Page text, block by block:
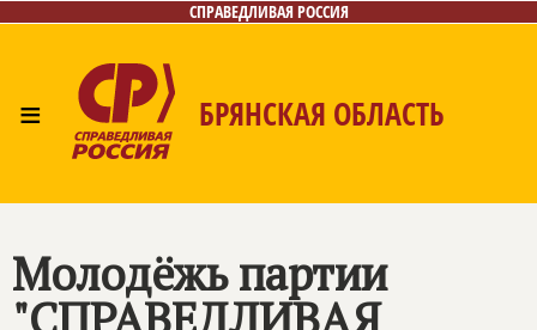
СПРАВЕДЛИВАЯ РОССИЯ
≡ БРЯНСКАЯ ОБЛАСТЬ
Молодёжь партии